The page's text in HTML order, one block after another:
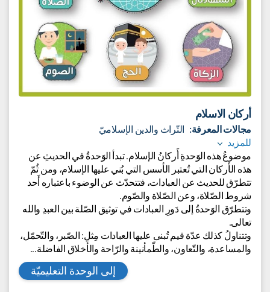
أركان الاسلام
مجالات المعرفة:
التّراث والدين الإسلاميّ
للمزيد
موضوعُ هذه الوَحدةِ أَركانُ الإسلام. تبدأ الوَحدةُ في الحديثِ عن
هذه الأركان التي تُعتبر الأسس التي بُني عليها الإسلام، ومن ثُمّ
تتطرّق للحديث عن العبادات، فتتحدّث عن الوضوء باعتباره أَحد